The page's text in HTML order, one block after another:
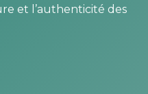
et l’authenticité des